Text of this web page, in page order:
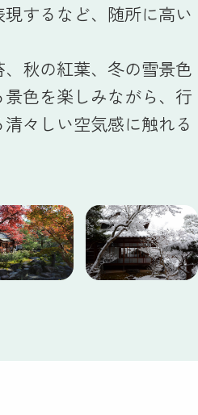
するなど、随所に高い
秋の紅葉、冬の雪景色
色を楽しみながら、行
々しい空気感に触れる